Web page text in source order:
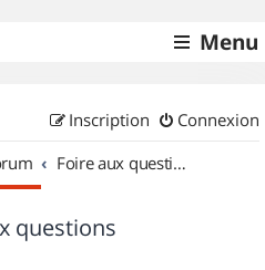
Menu
Connexion
Inscription
Foire aux questions
questions